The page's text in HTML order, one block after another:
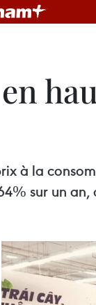
en
à la
sur un